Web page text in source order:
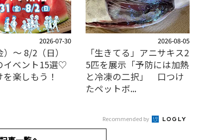
2026-07-30
～ 8/2（日）
イベント15選♡
楽しもう！
2026-08-05
「生きてる」アニサキス2
5匹を展示「予防には加熱
と冷凍の二択」 口つけ
たペットボ...
Recommended by